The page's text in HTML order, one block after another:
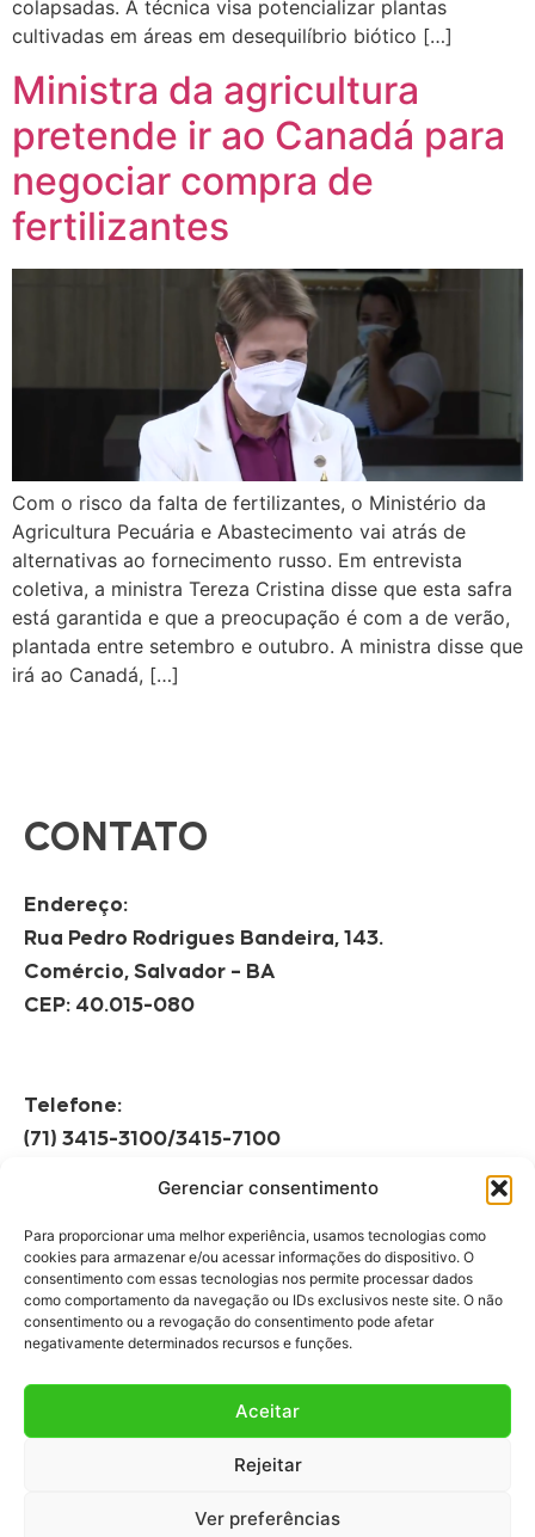
Gerenciar consentimento
Para proporcionar uma melhor experiência, usamos tecnologias como
cookies para armazenar e/ou acessar informações do dispositivo. O
consentimento com essas tecnologias nos permite processar dados
como comportamento da navegação ou IDs exclusivos neste site. O não
consentimento ou a revogação do consentimento pode afetar
negativamente determinados recursos e funções.
Aceitar
Rejeitar
Ver preferências
colapsadas. A técnica visa potencializar plantas
cultivadas em áreas em desequilíbrio biótico […]
Ministra da agricultura
pretende ir ao Canadá para
negociar compra de
fertilizantes
Com o risco da falta de fertilizantes, o Ministério da
Agricultura Pecuária e Abastecimento vai atrás de
alternativas ao fornecimento russo. Em entrevista
coletiva, a ministra Tereza Cristina disse que esta safra
está garantida e que a preocupação é com a de verão,
plantada entre setembro e outubro. A ministra disse que
irá ao Canadá, […]
CONTATO
Endereço:
Rua Pedro Rodrigues Bandeira, 143.
Comércio, Salvador – BA
CEP: 40.015-080
Telefone:
(71) 3415-3100/3415-7100
Horário de Funcionamento:
08h às 12h | 13h às 17h
Fale com a gente!